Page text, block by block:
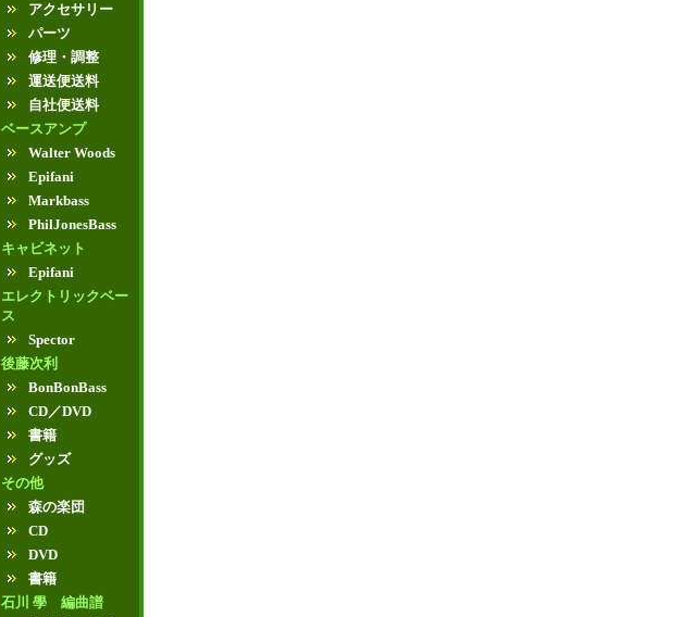
アクセサリー
パーツ
修理・調整
運送便送料
自社便送料
ベースアンプ
Walter Woods
Epifani
Markbass
PhilJonesBass
キャビネット
Epifani
エレクトリックベー
ス
Spector
後藤次利
BonBonBass
CD／DVD
書籍
グッズ
その他
森の楽団
CD
DVD
書籍
石川 學 編曲譜